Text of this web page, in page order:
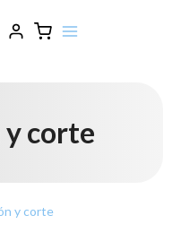
corte
y corte